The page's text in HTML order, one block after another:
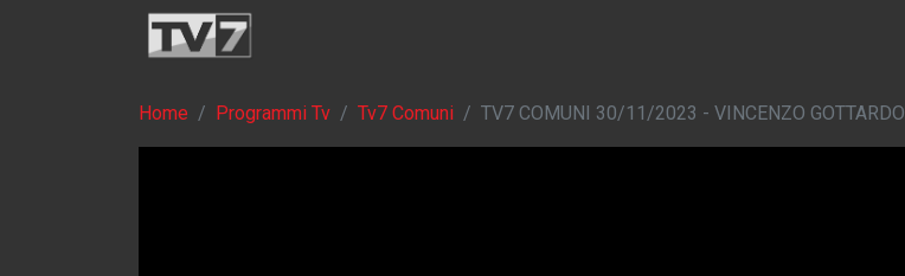
Home Programmi Tv Tv7 Comuni TV7 COMUNI 30/11/2023 - VINCENZO GOTTARDO